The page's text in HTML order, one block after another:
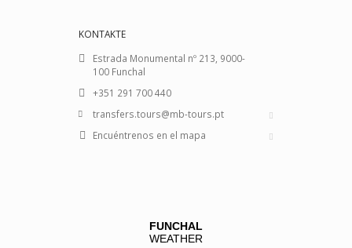
KONTAKTE
Estrada Monumental nº 213, 9000-
100 Funchal
+351 291 700 440
transfers.tours@mb-tours.pt
Encuéntrenos en el mapa